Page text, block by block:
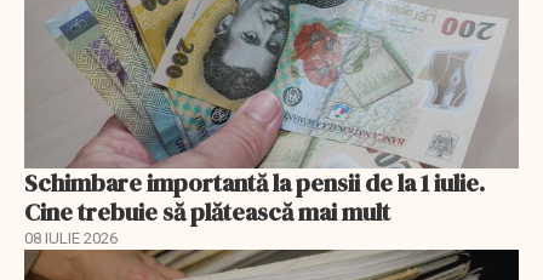
Schimbare importantă la pensii de la 1 iulie.
Cine trebuie să plătească mai mult
08 IULIE 2026